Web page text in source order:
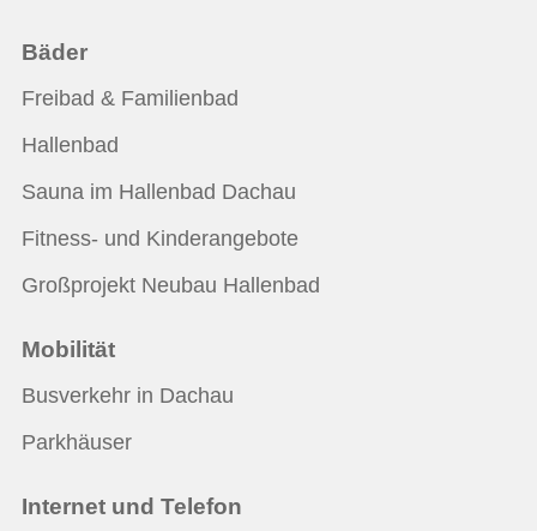
Bäder
Freibad & Familienbad
Hallenbad
Sauna im Hallenbad Dachau
Fitness- und Kinderangebote
Großprojekt Neubau Hallenbad
Mobilität
Busverkehr in Dachau
Parkhäuser
Internet und Telefon